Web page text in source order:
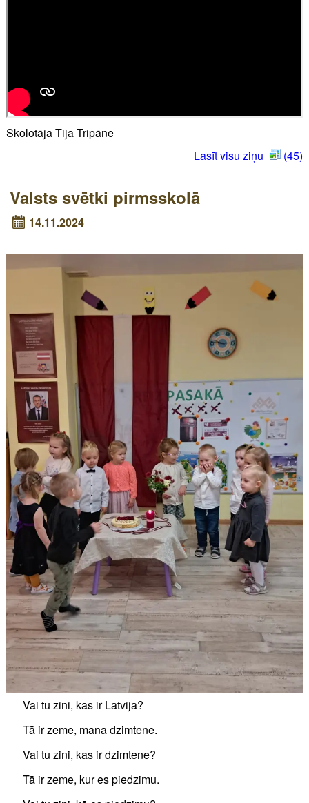
Skolotāja Tija Tripāne
Lasīt visu ziņu
(45)
Valsts svētki pirmsskolā
14.11.2024
Vai tu zini, kas ir Latvija?
Tā ir zeme, mana dzimtene.
Vai tu zini, kas ir dzimtene?
Tā ir zeme, kur es piedzimu.